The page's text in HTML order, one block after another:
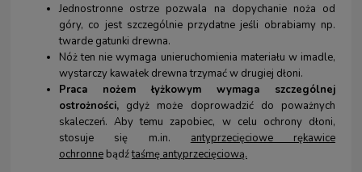
Jednostronne ostrze pozwala na dopychanie noża od
góry, co jest szczególnie przydatne jeśli obrabiamy np.
twarde gatunki drewna.
Nóż ten nie wymaga unieruchomienia materiału w imadle,
wystarczy kawałek drewna trzymać w drugiej dłoni.
Praca nożem łyżkowym wymaga szczególnej
ostrożności, gdyż może doprowadzić do poważnych
skaleczeń. Aby temu zapobiec, w celu ochrony dłoni,
stosuje się m.in. antyprzecięciowe rękawice
ochronne bądźtaśmę antyprzecięciową.